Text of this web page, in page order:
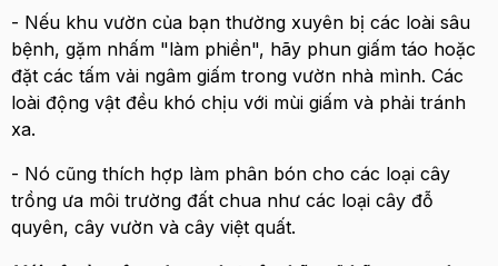
- Nếu khu vườn của bạn thường xuyên bị các loài sâu
bệnh, gặm nhấm "làm phiền", hãy phun giấm táo hoặc
đặt các tấm vải ngâm giấm trong vườn nhà mình. Các
loài động vật đều khó chịu với mùi giấm và phải tránh
xa.
- Nó cũng thích hợp làm phân bón cho các loại cây
trồng ưa môi trường đất chua như các loại cây đỗ
quyên, cây vườn và cây việt quất.